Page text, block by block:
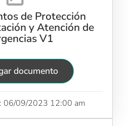
de Protección
y Atención de
V1
documento
06/09/2023 12:00 am